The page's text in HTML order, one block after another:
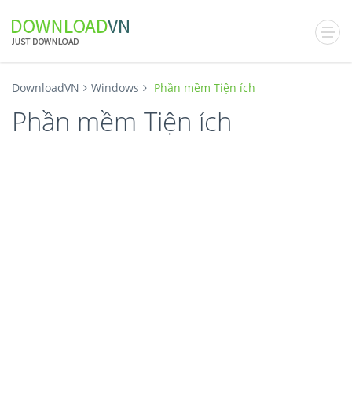
DownloadVN Windows Phần mềm Tiện ích
Phần mềm Tiện ích